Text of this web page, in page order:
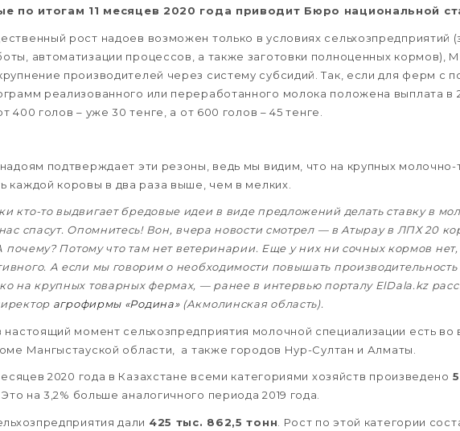
по итогам 11 месяцев 2020 года приводит Бюро национальной
рост надоев возможен только в условиях сельхозпредприятий
автоматизации процессов, а также заготовки полноценных кормов),
производителей через систему субсидий. Так, если для ферм с
реализованного или переработанного молока положена выплата в
400 голов – уже 30 тенге, а от 600 голов – 45 тенге.
надоям подтверждает эти резоны, ведь мы видим, что на крупных
каждой коровы в два раза выше, чем в мелких.
кто-то выдвигает бредовые идеи в виде предложений делать ставку в
спасут. Опомнитесь! Вон, вчера новости смотрел — в Атырау в ЛПХ 20
почему? Потому что там нет ветеринарии. Еще у них ни сочных кормов нет,
А если мы говорим о необходимости повышать производительность
на крупных товарных фермах, — ранее в интервью порталу ElDala.kz
агрофирмы «Родина»(Акмолинская область).
момент сельхозпредприятия молочной специализации есть во
Мангыстауской области, а также городов Нур-Султан и Алматы.
2020 года в Казахстане всеми категориями хозяйств произведено
. Это на 3,2% больше аналогичного периода 2019 года.
дали 425 тыс. 862,5 тонн . Рост по этой категории